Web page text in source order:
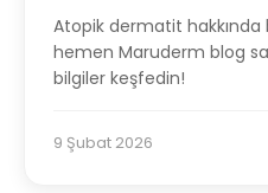
Atopik dermatit hakkında
hemen Maruderm blog
bilgiler keşfedin!
9 Şubat 2026